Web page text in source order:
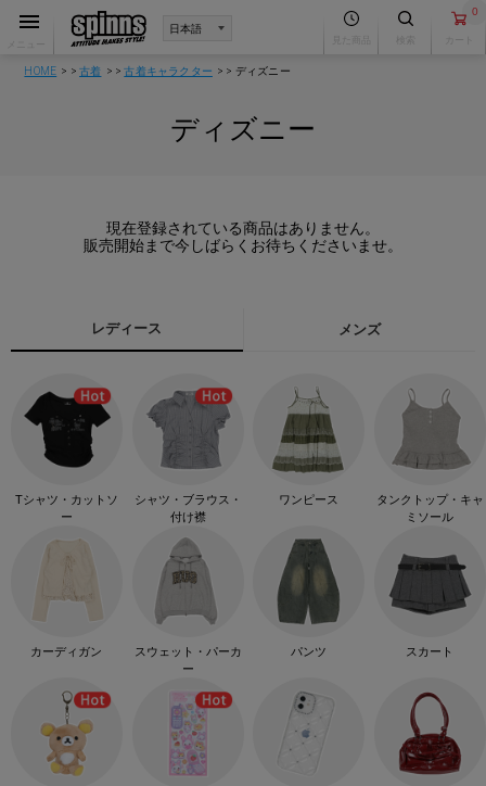
0
HOME 古着 古着キャラクター ディズニー
ディズニー
現在登録されている商品はありません。
販売開始まで今しばらくお待ちくださいませ。
レディース メンズ
Tシャツ・カットソ
ー
シャツ・ブラウス・
付け襟
ワンピース
タンクトップ・キャ
ミソール
カーディガン
スウェット・パーカ
ー
パンツ スカート